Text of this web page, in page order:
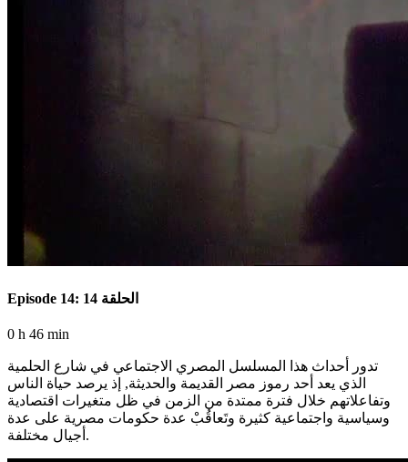
Episode 14: الحلقة 14
0 h 46 min
تدور أحداث هذا المسلسل المصري الاجتماعي في شارع الحلمية
الذي يعد أحد رموز مصر القديمة والحديثة, إذ يرصد حياة الناس
وتفاعلاتهم خلال فترة ممتدة من الزمن في ظل متغيرات اقتصادية
وسياسية واجتماعية كثيرة وتَعاقُبْ عدة حكومات مصرية على عدة
أجيال مختلفة.